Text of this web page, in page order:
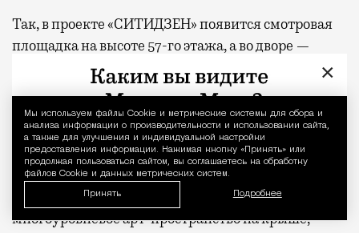
Уведомление
Мы используем файлы Сookie и метрические системы для сбора и
анализа информации о производительности и использовании сайта,
а также для улучшения и индивидуальной настройки
предоставления информации. Нажимая кнопку «Принять» или
продолжая пользоваться сайтом, вы соглашаетесь на обработку
файлов Cookie и данных метрических систем.
Принять Подробнее
Так, в проекте «СИТИДЗЕН» появится смотровая
площадка на высоте 57-го этажа, а во дворе —
крытые и открытые пространства для общения и
игровой партер с амфитеатром, где можно
отдыхать на ступеньках многочисленных
лестниц, на пуфах и в сетчатых гамаках. В жилом
комплексе «МИРА» — двухуровневое лобби с
выходом в парк, фитнес-студией и всесезонной
чайной верандой во дворе. В «С5» —
многоуровневое арт-пространство на крыше,
×